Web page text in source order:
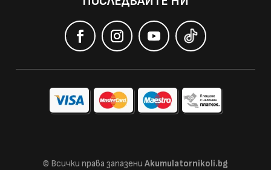
© Всички права запазени Akumulatornikoli.bg